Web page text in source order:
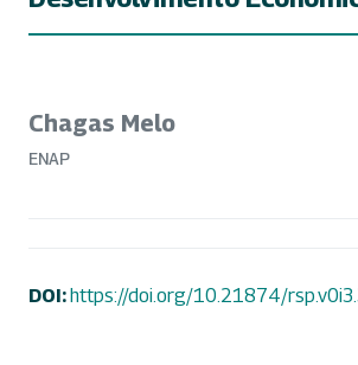
Chagas Melo
ENAP
DOI:https://doi.org/10.21874/